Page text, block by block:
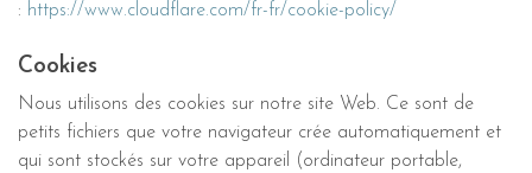
: https://www.cloudflare.com/fr-fr/cookie-policy/
Cookies
Nous utilisons des cookies sur notre site Web. Ce sont de
petits fichiers que votre navigateur crée automatiquement et
qui sont stockés sur votre appareil (ordinateur portable,